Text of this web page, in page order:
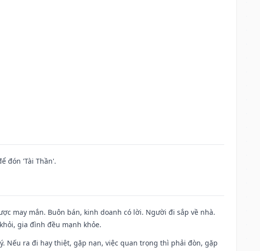
đón 'Tài Thần'.
may mắn. Buôn bán, kinh doanh có lời. Người đi sắp về nhà.
gia đình đều mạnh khỏe.
Nếu ra đi hay thiệt, gặp nạn, việc quan trọng thì phải đòn, gặp